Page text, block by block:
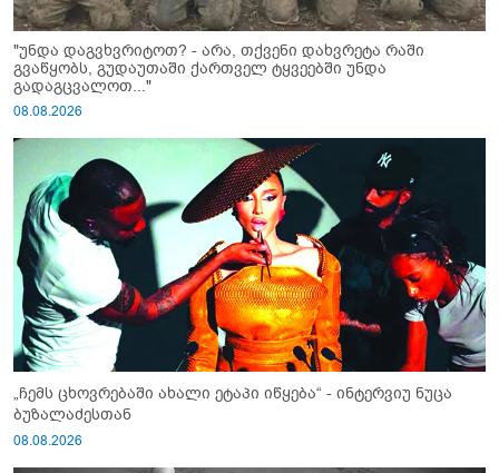
"უნდა დაგვხვრიტოთ? - არა, თქვენი დახვრეტა რაში
გვაწყობს, გუდაუთაში ქართველ ტყვეებში უნდა
გადაგცვალოთ..."
08.08.2026
„ჩემს ცხოვრებაში ახალი ეტაპი იწყება“ - ინტერვიუ ნუცა
ბუზალაძესთან
08.08.2026